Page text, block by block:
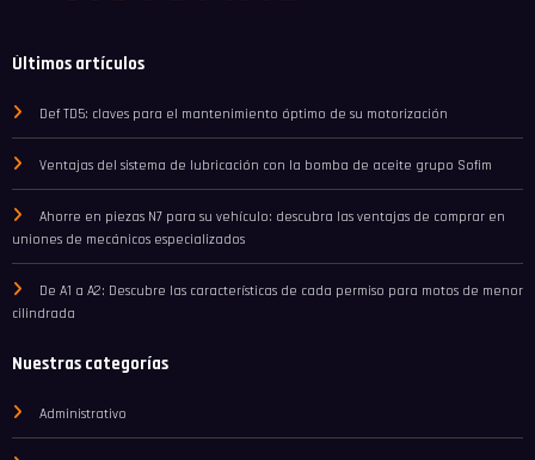
Últimos artículos
Def TD5: claves para el mantenimiento óptimo de su motorización
Ventajas del sistema de lubricación con la bomba de aceite grupo Sofim
Ahorre en piezas N7 para su vehículo: descubra las ventajas de comprar en
uniones de mecánicos especializados
De A1 a A2: Descubre las características de cada permiso para motos de menor
cilindrada
Nuestras categorías
Administrativo